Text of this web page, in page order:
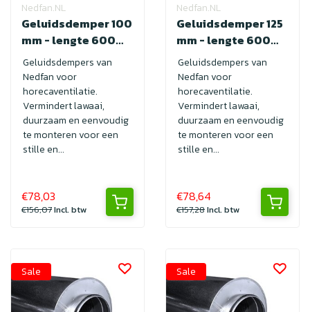
Nedfan.NL
Geluidsdemper 100
mm - lengte 600
met SAFE
Geluidsdempers van
Nedfan voor
horecaventilatie.
Vermindert lawaai,
duurzaam en eenvoudig
te monteren voor een
stille en...
€78,03
€156,07Incl. btw
Nedfan.NL
Geluidsdemper 125
mm - lengte 600
met SAFE
Geluidsdempers van
Nedfan voor
horecaventilatie.
Vermindert lawaai,
duurzaam en eenvoudig
te monteren voor een
stille en...
€78,64
€157,28Incl. btw
Sale Sale